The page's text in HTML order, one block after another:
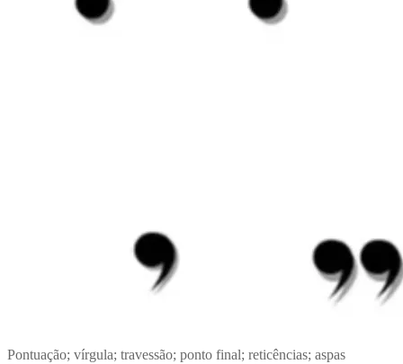
Pontuação; vírgula; travessão; ponto final; reticências; aspas